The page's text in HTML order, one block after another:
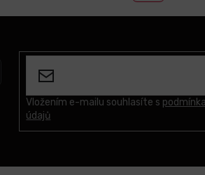
Vložením e-mailu souhlasíte s
údajů